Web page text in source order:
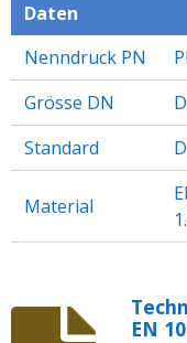
Daten
Nenndruck PN
Grösse DN
Standard
Material
EN